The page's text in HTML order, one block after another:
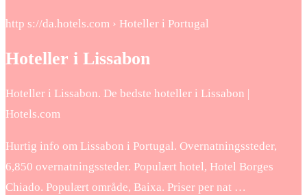
http s://da.hotels.com › Hoteller i Portugal
Hoteller i Lissabon
Hoteller i Lissabon. De bedste hoteller i Lissabon |
Hotels.com
Hurtig info om Lissabon i Portugal. Overnatningssteder,
6,850 overnatningssteder. Populært hotel, Hotel Borges
Chiado. Populært område, Baixa. Priser per nat …